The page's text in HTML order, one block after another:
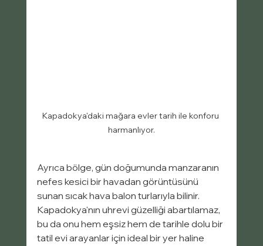
Kapadokya'daki mağara evler tarih ile konforu
harmanlıyor.
Ayrıca bölge, gün doğumunda manzaranın
nefes kesici bir havadan görüntüsünü
sunan sıcak hava balon turlarıyla bilinir.
Kapadokya'nın uhrevi güzelliği abartılamaz,
bu da onu hem eşsiz hem de tarihle dolu bir
tatil evi arayanlar için ideal bir yer haline